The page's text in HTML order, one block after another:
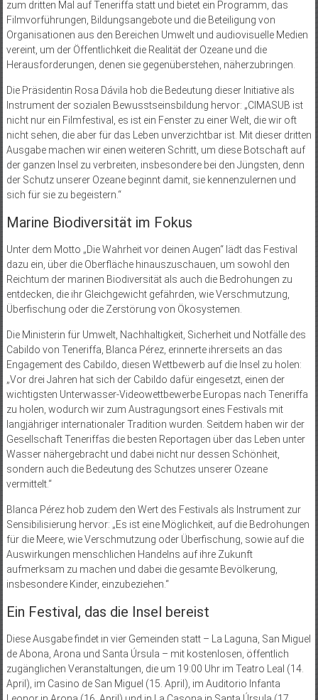
zum dritten Mal auf Teneriffa statt und bietet ein Programm, das
Filmvorführungen, Bildungsangebote und die Beteiligung von
Organisationen aus den Bereichen Umwelt und audiovisuelle Medien
vereint, um der Öffentlichkeit die Realität der Ozeane und die
Herausforderungen, denen sie gegenüberstehen, näherzubringen.
Die Präsidentin Rosa Dávila hob die Bedeutung dieser Initiative als
Instrument der sozialen Bewusstseinsbildung hervor: „CIMASUB ist
nicht nur ein Filmfestival, es ist ein Fenster zu einer Welt, die wir oft
nicht sehen, die aber für das Leben unverzichtbar ist. Mit dieser dritten
Ausgabe machen wir einen weiteren Schritt, um diese Botschaft auf
der ganzen Insel zu verbreiten, insbesondere bei den Jüngsten, denn
der Schutz unserer Ozeane beginnt damit, sie kennenzulernen und
sich für sie zu begeistern.“
Marine Biodiversität im Fokus
Unter dem Motto „Die Wahrheit vor deinen Augen“ lädt das Festival
dazu ein, über die Oberfläche hinauszuschauen, um sowohl den
Reichtum der marinen Biodiversität als auch die Bedrohungen zu
entdecken, die ihr Gleichgewicht gefährden, wie Verschmutzung,
Überfischung oder die Zerstörung von Ökosystemen.
Die Ministerin für Umwelt, Nachhaltigkeit, Sicherheit und Notfälle des
Cabildo von Teneriffa, Blanca Pérez, erinnerte ihrerseits an das
Engagement des Cabildo, diesen Wettbewerb auf die Insel zu holen:
„Vor drei Jahren hat sich der Cabildo dafür eingesetzt, einen der
wichtigsten Unterwasser-Videowettbewerbe Europas nach Teneriffa
zu holen, wodurch wir zum Austragungsort eines Festivals mit
langjähriger internationaler Tradition wurden. Seitdem haben wir der
Gesellschaft Teneriffas die besten Reportagen über das Leben unter
Wasser nähergebracht und dabei nicht nur dessen Schönheit,
sondern auch die Bedeutung des Schutzes unserer Ozeane
vermittelt.“
Blanca Pérez hob zudem den Wert des Festivals als Instrument zur
Sensibilisierung hervor: „Es ist eine Möglichkeit, auf die Bedrohungen
für die Meere, wie Verschmutzung oder Überfischung, sowie auf die
Auswirkungen menschlichen Handelns auf ihre Zukunft
aufmerksam zu machen und dabei die gesamte Bevölkerung,
insbesondere Kinder, einzubeziehen.“
Ein Festival, das die Insel bereist
Diese Ausgabe findet in vier Gemeinden statt – La Laguna, San Miguel
de Abona, Arona und Santa Úrsula – mit kostenlosen, öffentlich
zugänglichen Veranstaltungen, die um 19:00 Uhr im Teatro Leal (14.
April), im Casino de San Miguel (15. April), im Auditorio Infanta